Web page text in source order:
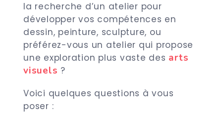
la recherche d’un atelier pour
développer vos compétences en
dessin, peinture, sculpture, ou
préférez-vous un atelier qui propose
une exploration plus vaste des arts
visuels ?
Voici quelques questions à vous
poser :